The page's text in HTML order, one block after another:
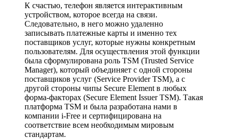
К счастью, телефон является интерактивным
устройством, которое всегда на связи.
Следовательно, в него можно удаленно
записывать платежные карты и именно тех
поставщиков услуг, которые нужны конкретным
пользователям. Для осуществления этой функции
была сформулирована роль TSM (Trusted Service
Manager), который объединяет с одной стороны
поставщиков услуг (Service Provider TSM), а с
другой стороны чипы Secure Element в любых
форма-факторах (Secure Element Issuer TSM). Такая
платформа TSM и была разработана нами в
компании i-Free и сертифицирована на
соответствие всем необходимым мировым
стандартам.